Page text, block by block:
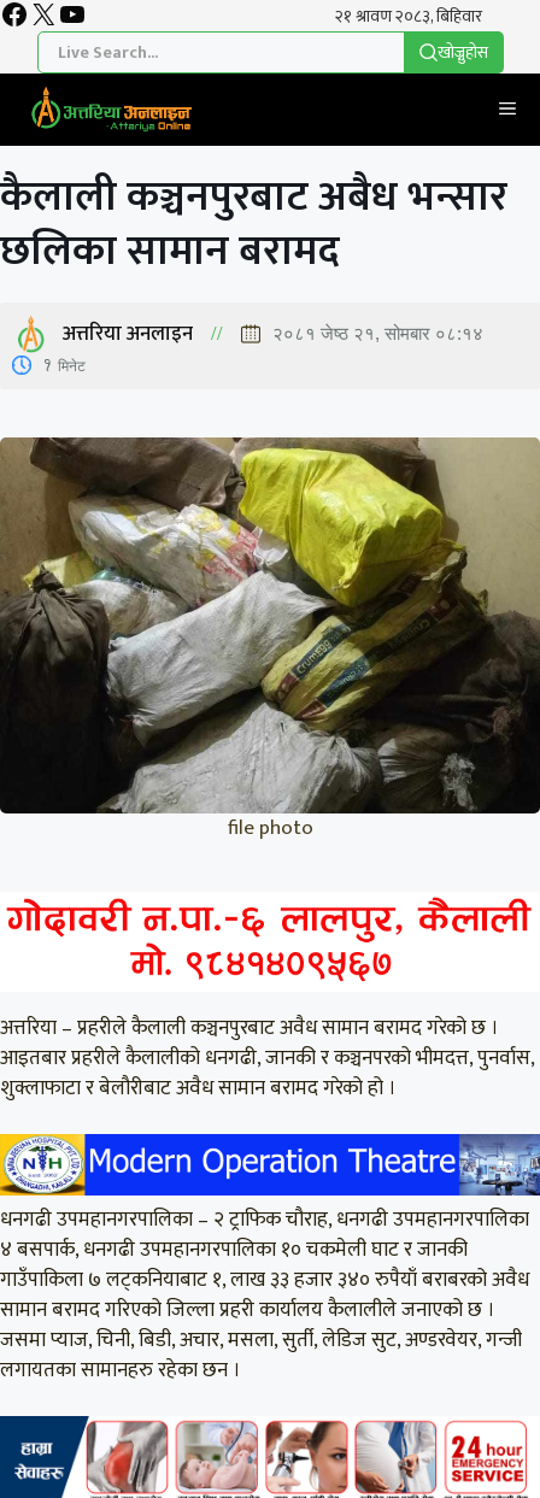
Skip
content
Facebook
X YouTube
खाेज्नुहाेस
कैलाली कञ्चनपुरबाट अबैध भन्सार
छलिका सामान बरामद
अत्तरिया अनलाइन २०८१ जेष्ठ २१, सोमबार ०८:१४
1 मिनेट
file photo
अत्तरिया – प्रहरीले कैलाली कञ्चनपुरबाट अवैध सामान बरामद गरेको छ ।
आइतबार प्रहरीले कैलालीको धनगढी, जानकी र कञ्चनपरको भीमदत्त, पुनर्वास,
शुक्लाफाटा र बेलौरीबाट अवैध सामान बरामद गरेको हो ।
धनगढी उपमहानगरपालिका – २ ट्राफिक चौराह, धनगढी उपमहानगरपालिका
४ बसपार्क, धनगढी उपमहानगरपालिका १० चकमेली घाट र जानकी
गाउँपाकिला ७ लट्कनियाबाट १, लाख ३३ हजार ३४० रुपैयाँ बराबरको अवैध
सामान बरामद गरिएको जिल्ला प्रहरी कार्यालय कैलालीले जनाएको छ ।
जसमा प्याज, चिनी, बिडी, अचार, मसला, सुर्ती, लेडिज सुट, अण्डरवेयर, गन्जी
लगायतका सामानहरु रहेका छन ।